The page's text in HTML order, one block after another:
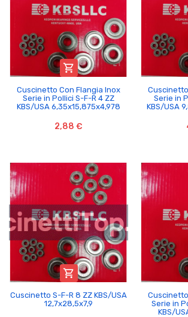

Cuscinetto Con Flangia Inox
Serie in Pollici S-F-R 4 ZZ
KBS/USA 6,35x15,875x4,978
2,88 €
Serie in
KBS/USA

Cuscinetto S-F-R 8 ZZ KBS/USA
12,7x28,5x7,9
Serie in
KBS/